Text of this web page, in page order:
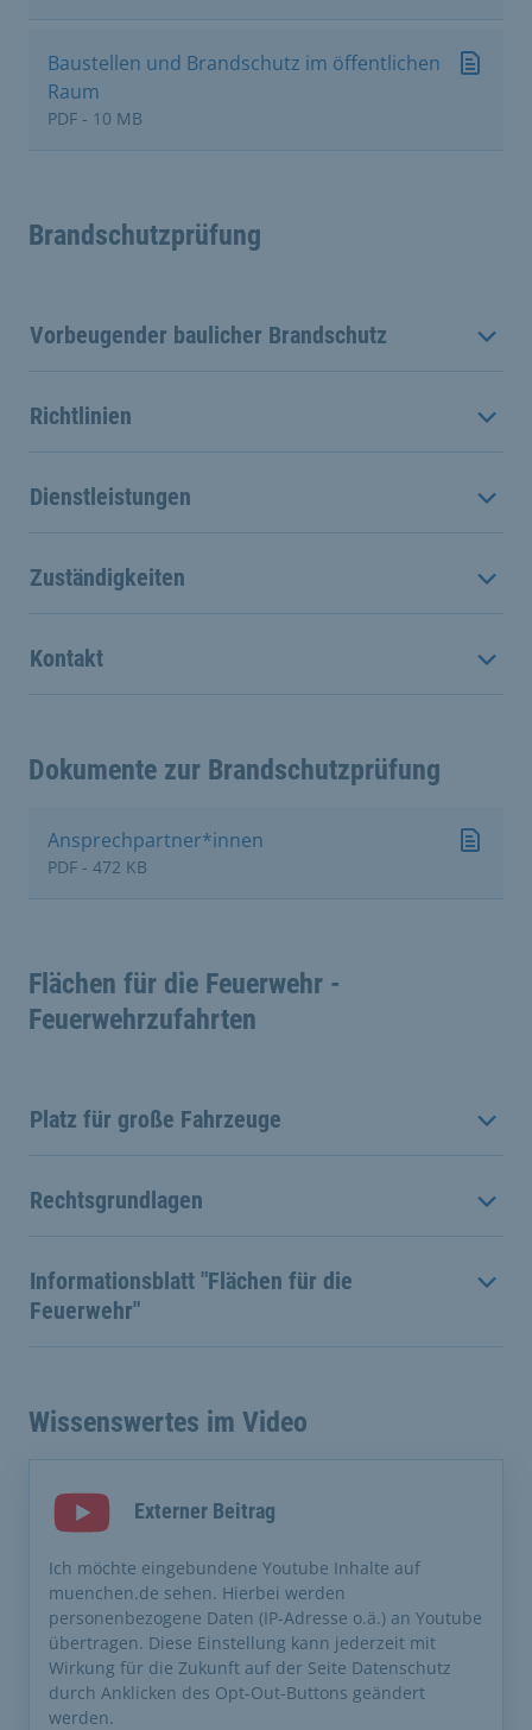
Baustellen und Brandschutz im öffentlichen
Raum
PDF - 10 MB
Brandschutzprüfung
Vorbeugender baulicher Brandschutz
Richtlinien
Dienstleistungen
Zuständigkeiten
Kontakt
Dokumente zur Brandschutzprüfung
Ansprechpartner*innen
PDF - 472 KB
Flächen für die Feuerwehr -
Feuerwehrzufahrten
Platz für große Fahrzeuge
Rechtsgrundlagen
Informationsblatt "Flächen für die
Feuerwehr"
Wissenswertes im Video
Externer Beitrag
Ich möchte eingebundene Youtube Inhalte auf
muenchen.de sehen. Hierbei werden
personenbezogene Daten (IP-Adresse o.ä.) an Youtube
übertragen. Diese Einstellung kann jederzeit mit
Wirkung für die Zukunft auf der Seite Datenschutz
durch Anklicken des Opt-Out-Buttons geändert
werden.